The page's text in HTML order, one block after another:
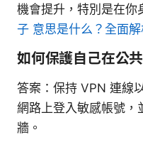
機會提升，特別是在你
子 意思是什么？全面
如何保護自己在公
答案：保持 VPN 連線
網路上登入敏感帳號，
牆。